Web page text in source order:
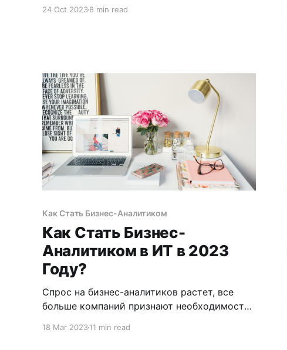
связующего звена между командой
разработчиков и заинтересованными
сторонами, обеспечивая соответствие
24 Oct 20238 min read
Как Стать Бизнес-Аналитиком
Как Стать Бизнес-
Аналитиком в ИТ в 2023
Году?
Спрос на бизнес-аналитиков растет, все
больше компаний признают необходимость
18 Mar 202311 min read